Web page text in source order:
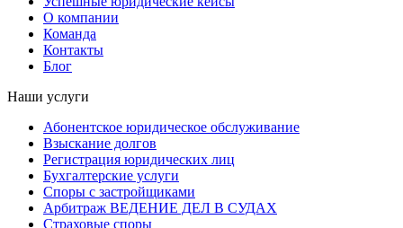
О компании
Команда
Контакты
Блог
Наши услуги
Абонентское юридическое обслуживание
Взыскание долгов
Регистрация юридических лиц
Бухгалтерские услуги
Споры с застройщиками
Арбитраж ВЕДЕНИЕ ДЕЛ В СУДАХ
Страховые споры